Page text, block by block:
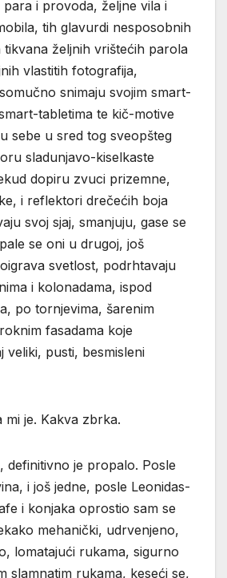
i provoda, željne vila i
tih glavurdi nesposobnih
željnih vrištećih parola
vlastitih fotografija,
snimaju svojim smart-
tabletima te kič-motive
sebe u sred tog sveopšteg
sladunjavo-kiselkaste
dopiru zvuci prizemne,
i reflektori drečećih boja
svoj sjaj, smanjuju, gase se
se oni u drugoj, još
svetlost, podrhtavaju
i kolonadama, ispod
po tornjevima, šarenim
fasadama koje
veliki, pusti, besmisleni
mi je. Kakva zbrka.
definitivno je propalo. Posle
i još jedne, posle Leonidas-
i konjaka oprostio sam se
mehanički, udrvenjeno,
lomatajući rukama, sigurno
slamnatim rukama, keseći se,